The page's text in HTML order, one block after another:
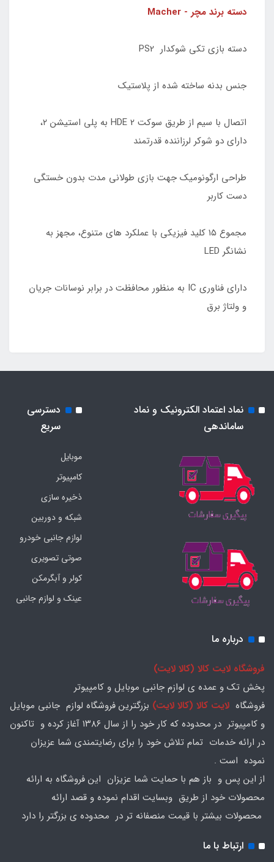
دسته برند مچر - Macher
دسته بازی تکی شوکدار PS2
جنس بدنه ساخته شده از پلاستیک
اتصال با سیم از طریق سوکت HDE 2 به پلی استیشن ۲،
دارای دو شوکر لرزاننده قدرتمند
طراحی ارگونومیک جهت بازی طولانی مدت بدون خستگی
دست کاربر
مجموع ۱۵ کلید فیزیکی با عملکرد های متنوع، مجهز به
نشانگر LED
دارای فناوری IC به منظور محافظت در برابر نوسانات جریان
و ولتاژ برق
نماد اعتماد الکترونیک و نماد
ساماندهی
دسترسی
سریع
موبایل
کامپیوتر
ذخیره سازی
شبکه و دوربین
لوازم جانبی خودرو
صوتی تصویری
کولر و آبگرمکن
عینک و لوازم جانبی
درباره ما
فروشگاه لایت کالا (کالا لایت)
پخش تک و عمده ی لوازم جانبی موبایل و کامپیوتر
فروشگاه لایت کالا (کالا لایت) بزرگترین فروشگاه لوازم جانبی موبایل
و کامپیوتر در محدوده که کار خود را از سال ۱۳۸۶ آغاز کرده و تاکنون
در ارائه خدمات تمام تلاش خود را برای رضایتمندی شما عزیزان
نموده است .
از این پس و باز هم با حمایت شما عزیزان این فروشگاه به ارائه
محصولات خود از طریق وبسایت اقدام نموده و قصد ارائه
محصولات بیشتر با قیمت منصفانه تر در محدوده ی بزرگتر را دارد
ارتباط با ما